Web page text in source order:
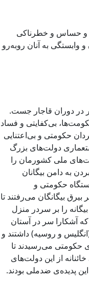
و حساس و خطرناکی
وابستگی به آنان روبه‌رو
در در دوران قاجار جست.
بی‌کفایتی و فساد
حکومتی و بی‌اعتنایی
دولت‌های ‌بزرگ
ملی کشورمان را
به دامن بیگانان
حکومتی و
بیگانگان می‌رفتند تا
را بر سردر منزل
آشکارا سر در آستان
و روسیه) داشتند و
حکومتی می‌رسیدند تا
از این دولت‌های
پدیده‌ی ضدملی بودند.